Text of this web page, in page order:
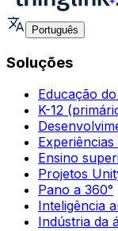
Português
Soluções
Educação
K-12
Ensino
Projetos
Pano a 360°
Inteligência
Indústria da